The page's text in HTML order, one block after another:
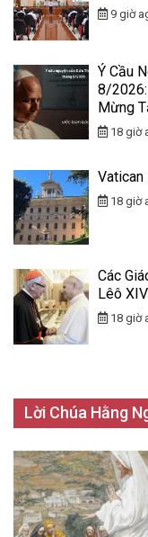
9 giờ
Ý Cầu
8/2026:
Mừng
18 giờ
Vatican
18 giờ
Các
Lêô XIV
18 giờ
Lời Chúa Hằng